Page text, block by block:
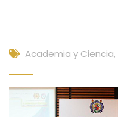
Academia y Ciencia,